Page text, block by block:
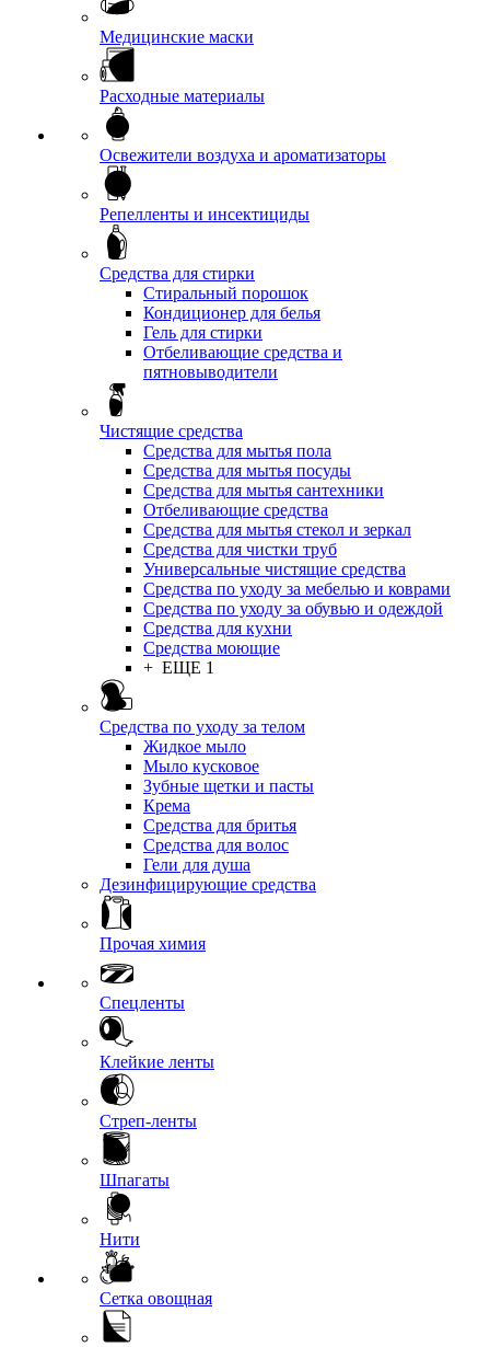
Медицинские маски
Расходные материалы
Освежители воздуха и ароматизаторы
Репелленты и инсектициды
Средства для стирки
Стиральный порошок
Кондиционер для белья
Гель для стирки
Отбеливающие средства и
пятновыводители
Чистящие средства
Средства для мытья пола
Средства для мытья посуды
Средства для мытья сантехники
Отбеливающие средства
Средства для мытья стекол и зеркал
Средства для чистки труб
Универсальные чистящие средства
Средства по уходу за мебелью и коврами
Средства по уходу за обувью и одеждой
Средства для кухни
Средства моющие
+ ЕЩЕ 1
Средства по уходу за телом
Жидкое мыло
Мыло кусковое
Зубные щетки и пасты
Крема
Средства для бритья
Средства для волос
Гели для душа
Дезинфицирующие средства
Прочая химия
Спецленты
Клейкие ленты
Стреп-ленты
Шпагаты
Нити
Сетка овощная